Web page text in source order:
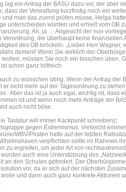
lag ein Antrag der BASU dazu vor, der aber
dass der Verwaltung kurzfristig noch ein
man das zuerst prüfen müsse. Helga
unterscheiden würden und erhielt vom OB
Ah, ja … Angesicht der nun
Verordnung, die überhaupt keine finanziellen
des OB bröckeln. „Lieber Herr Wagner,
dement! Wenn Sie wirklich der
müssen Sie noch ein bisschen üben.
schon ganz hilfreich.
zu wünschen übrig. Wenn der Antrag der
er nicht mehr auf der Tagesordnung zu
Aber das ist ja auch egal, wichtig ist, dass
ist und wenn noch mehr Anträge der
auch nicht böse.
Tastatur will immer Kackpunkt schreiben):
gegen Extremismus. Vielleicht
WBV/Piraten hatte auf der letzten
verpflichten sollte im Rahmen
zu ergreifen, um jeder Art von
auch eine Unterstützung des
an den Schulen gefordert. Der
vor, da er sich auf der nächsten
und dann auch ganz konkrete Aktionen